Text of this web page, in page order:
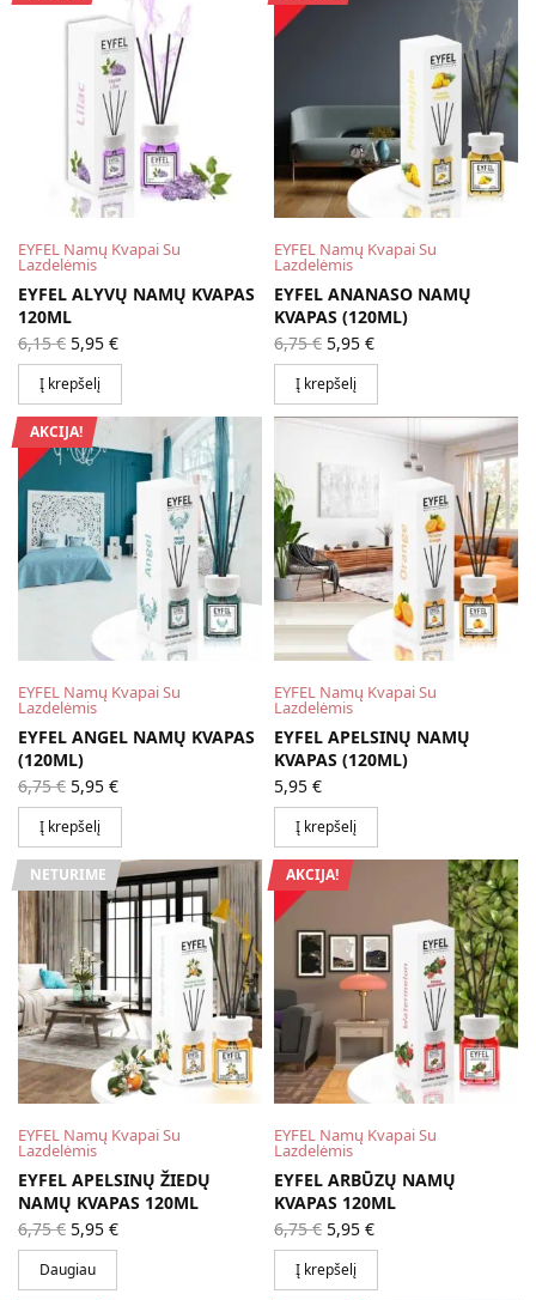
EYFEL Namų Kvapai Su
Lazdelėmis
EYFEL ALYVŲ NAMŲ KVAPAS
120ML
6,15€ Original
price
was:
6,15 €.
5,95 €Current
price is:
Į krepšelį
EYFEL Namų Kvapai Su
Lazdelėmis
EYFEL ANANASO NAMŲ
KVAPAS (120ML)
6,75€ Original
price
was:
6,75 €.
5,95 €Current
price is:
Į krepšelį
AKCIJA!
EYFEL Namų Kvapai Su
Lazdelėmis
EYFEL ANGEL NAMŲ KVAPAS
(120ML)
6,75€ Original
price
was:
6,75 €.
5,95 €Current
price is:
Į krepšelį
EYFEL Namų Kvapai Su
Lazdelėmis
EYFEL APELSINŲ NAMŲ
KVAPAS (120ML)
5,95 €
Į krepšelį
NETURIME
EYFEL Namų Kvapai Su
Lazdelėmis
EYFEL APELSINŲ ŽIEDŲ
NAMŲ KVAPAS 120ML
6,75€ Original
price
was:
6,75 €.
5,95 €Current
Daugiau
AKCIJA!
EYFEL Namų Kvapai Su
Lazdelėmis
EYFEL ARBŪZŲ NAMŲ
KVAPAS 120ML
6,75€ Original
price
was:
6,75 €.
5,95 €Current
price is:
Į krepšelį